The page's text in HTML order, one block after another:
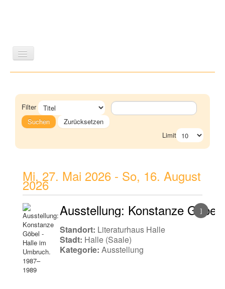
GESCHICHTE
WISSENSCHAFT
REIHEN
ZEITSCHRIFTEN/VERZEICHNISSE
Filter
Suchen
Zurücksetzen
Limit
Mi, 27. Mai 2026 - So, 16. August
2026
Standort: Literaturhaus Halle
Stadt: Halle (Saale)
Kategorie: Ausstellung